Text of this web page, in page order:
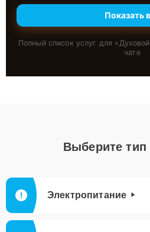
Показать
Полный список услуг для «
чате
Выберите
Электропитание